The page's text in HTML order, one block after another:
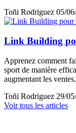
Toñi Rodriguez 05/
Link Building
Apprenez comment
sport de manière
augmentant les ventes.
Toñi Rodriguez 29/
Voir tous les articles